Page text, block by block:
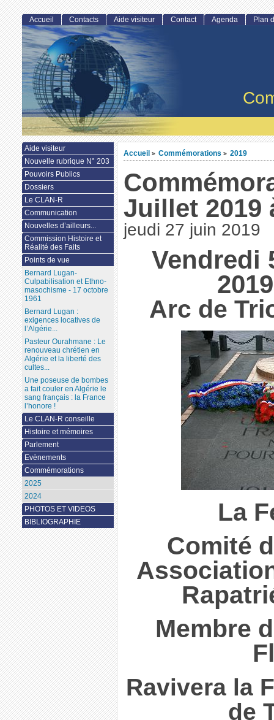
Accueil > Commémorations > 2019
Juillet 2019
jeudi 27 juin 2019
Vendredi
Arc de
La
Comité
Membre
Ravivera la
de
Accueil Contacts Aide visiteur Contact Agenda Plan
Aide visiteur
Nouvelle rubrique N° 203
Pouvoirs Publics
Dossiers
Le CLAN-R
Communication
Nouvelles d’ailleurs...
Commission Histoire et
Réalité des Faits
Points de vue
Bernard Lugan-
Culpabilisation et Ethno-
masochisme - 17 octobre
1961
Bernard Lugan :
exigences locatives de
l’Algérie...
Pasteur Ourahmane : Le
renouveau chrétien en
Algérie et la liberté des
cultes...
Une poseuse de bombes
a fait couler en Algérie le
sang français : la France
l’honore !
Le CLAN-R conseille
Histoire et mémoires
Parlement
Evènements
Commémorations
2025
2024
PHOTOS ET VIDEOS
BIBLIOGRAPHIE